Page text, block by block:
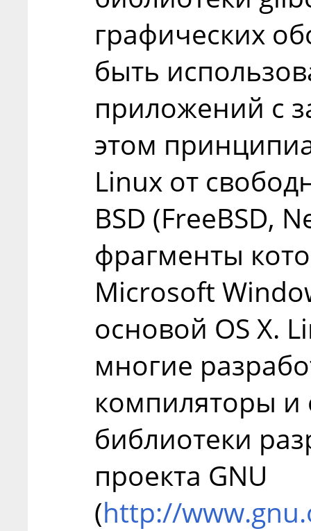
графических
быть
приложений с
этом
Linux от
BSD (FreeBSD,
фрагменты
Microsoft
основой OS X.
многие
компиляторы и
библиотеки
проекта GNU
(http://